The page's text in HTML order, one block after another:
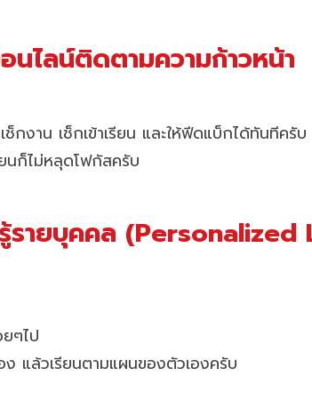
ไลน์ติดตามความก้าวหน้า
ช็กงาน เช็กเข้าเรียน และให้ฟีดแบ็กได้ทันทีครับ
นก็ไม่หลุดโฟกัสครับ
รายบุคคล
ๆไป
ง แล้วเรียนตามแผนของตัวเองครับ